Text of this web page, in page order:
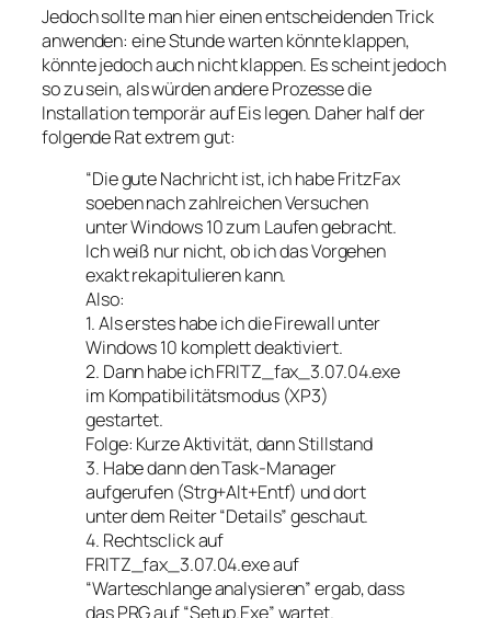
Jedoch sollte man hier einen entscheidenden Trick
anwenden: eine Stunde warten könnte klappen,
könnte jedoch auch nicht klappen. Es scheint jedoch
so zu sein, als würden andere Prozesse die
Installation temporär auf Eis legen. Daher half der
folgende Rat extrem gut:
“Die gute Nachricht ist, ich habe FritzFax
soeben nach zahlreichen Versuchen
unter Windows 10 zum Laufen gebracht.
Ich weiß nur nicht, ob ich das Vorgehen
exakt rekapitulieren kann.
Also:
1. Als erstes habe ich die Firewall unter
Windows 10 komplett deaktiviert.
2. Dann habe ich FRITZ_fax_3.07.04.exe
im Kompatibilitätsmodus (XP3)
gestartet.
Folge: Kurze Aktivität, dann Stillstand
3. Habe dann den Task-Manager
aufgerufen (Strg+Alt+Entf) und dort
unter dem Reiter “Details” geschaut.
4. Rechtsclick auf
FRITZ_fax_3.07.04.exe auf
“Warteschlange analysieren” ergab, dass
das PRG auf “Setup.Exe” wartet.